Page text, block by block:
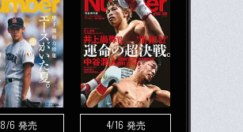
8/6 発売 4/16 発売